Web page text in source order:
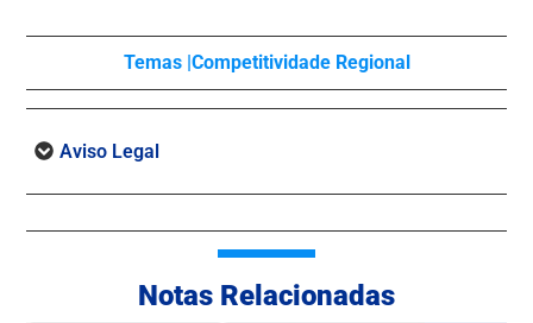
Temas |Competitividade Regional
Aviso Legal
Notas Relacionadas